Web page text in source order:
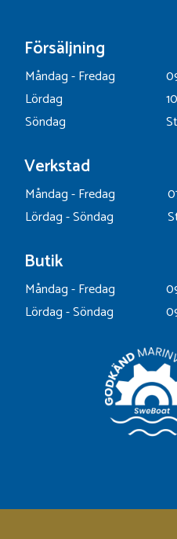
Försäljning
Måndag - Fredag
Lördag
Söndag
Verkstad
Måndag - Fredag
Lördag - Söndag
Butik
Måndag - Fredag
Lördag - Söndag